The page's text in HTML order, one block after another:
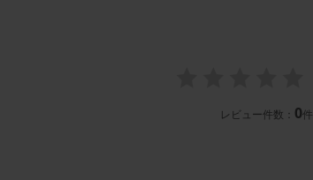
レビュー件数： 0件